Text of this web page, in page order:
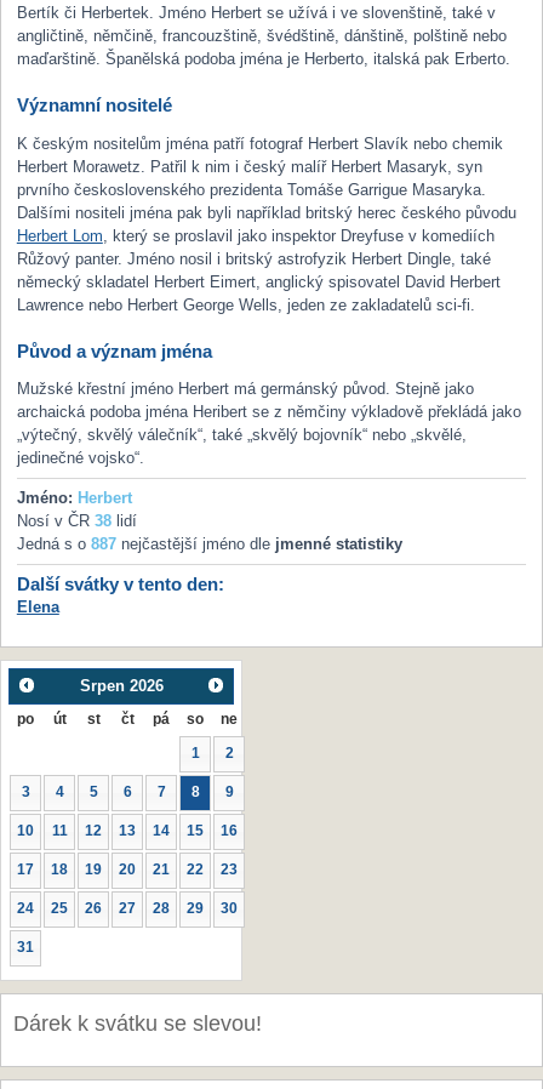
Bertík či Herbertek. Jméno Herbert se užívá i ve slovenštině, také v
angličtině, němčině, francouzštině, švédštině, dánštině, polštině nebo
maďarštině. Španělská podoba jména je Herberto, italská pak Erberto.
Významní nositelé
K českým nositelům jména patří fotograf Herbert Slavík nebo chemik
Herbert Morawetz. Patřil k nim i český malíř Herbert Masaryk, syn
prvního československého prezidenta Tomáše Garrigue Masaryka.
Dalšími nositeli jména pak byli například britský herec českého původu
Herbert Lom , který se proslavil jako inspektor Dreyfuse v komediích
Růžový panter. Jméno nosil i britský astrofyzik Herbert Dingle, také
německý skladatel Herbert Eimert, anglický spisovatel David Herbert
Lawrence nebo Herbert George Wells, jeden ze zakladatelů sci-fi.
Původ a význam jména
Mužské křestní jméno Herbert má germánský původ. Stejně jako
archaická podoba jména Heribert se z němčiny výkladově překládá jako
„výtečný, skvělý válečník“, také „skvělý bojovník“ nebo „skvělé,
jedinečné vojsko“.
Jméno: Herbert
Nosí v ČR 38lidí
Jedná s o 887nejčastější jméno dle jmenné statistiky
Další svátky v tento den:
Elena
Srpen 2026
po út st čt pá so ne
1 2
3 4 5 6 7 8 9
10 11 12 13 14 15 16
17 18 19 20 21 22 23
24 25 26 27 28 29 30
31
Dárek k svátku se slevou!